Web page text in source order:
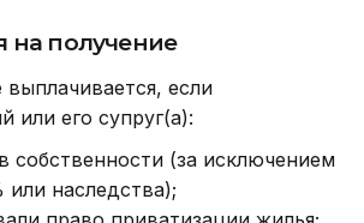
на получение
если
или его супруг(а):
(за исключением
наследства);